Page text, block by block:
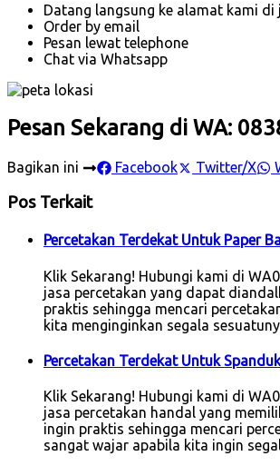
Datang langsung ke alamat kami di
Order by email
Pesan lewat telephone
Chat via Whatsapp
Pesan Sekarang di WA:
Bagikan ini Facebook Twitter/X
Pos Terkait
Percetakan Terdekat Untuk Paper
Klik Sekarang! Hubungi kami di
jasa percetakan yang dapat
praktis sehingga mencari
kita menginginkan segala
Percetakan Terdekat Untuk
Klik Sekarang! Hubungi kami di
jasa percetakan handal yang
ingin praktis sehingga mencari
sangat wajar apabila kita ingin